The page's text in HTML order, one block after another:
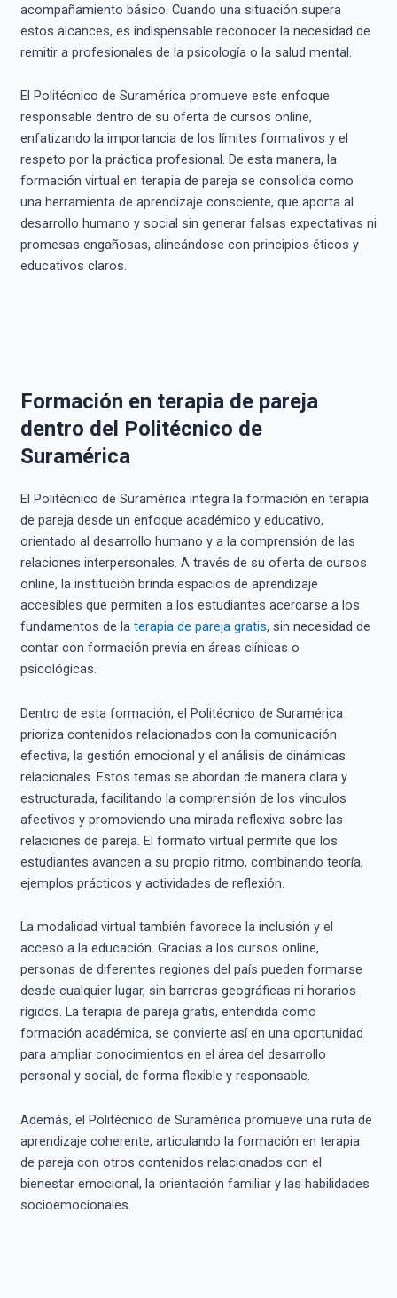
acompañamiento básico. Cuando una situación supera
estos alcances, es indispensable reconocer la necesidad de
remitir a profesionales de la psicología o la salud mental.
El Politécnico de Suramérica promueve este enfoque
responsable dentro de su oferta de cursos online,
enfatizando la importancia de los límites formativos y el
respeto por la práctica profesional. De esta manera, la
formación virtual en terapia de pareja se consolida como
una herramienta de aprendizaje consciente, que aporta al
desarrollo humano y social sin generar falsas expectativas ni
promesas engañosas, alineándose con principios éticos y
educativos claros.
Formación en terapia de pareja
dentro del Politécnico de
Suramérica
El Politécnico de Suramérica integra la formación en terapia
de pareja desde un enfoque académico y educativo,
orientado al desarrollo humano y a la comprensión de las
relaciones interpersonales. A través de su oferta de cursos
online, la institución brinda espacios de aprendizaje
accesibles que permiten a los estudiantes acercarse a los
fundamentos de la terapia de pareja gratis, sin necesidad de
contar con formación previa en áreas clínicas o
psicológicas.
Dentro de esta formación, el Politécnico de Suramérica
prioriza contenidos relacionados con la comunicación
efectiva, la gestión emocional y el análisis de dinámicas
relacionales. Estos temas se abordan de manera clara y
estructurada, facilitando la comprensión de los vínculos
afectivos y promoviendo una mirada reflexiva sobre las
relaciones de pareja. El formato virtual permite que los
estudiantes avancen a su propio ritmo, combinando teoría,
ejemplos prácticos y actividades de reflexión.
La modalidad virtual también favorece la inclusión y el
acceso a la educación. Gracias a los cursos online,
personas de diferentes regiones del país pueden formarse
desde cualquier lugar, sin barreras geográficas ni horarios
rígidos. La terapia de pareja gratis, entendida como
formación académica, se convierte así en una oportunidad
para ampliar conocimientos en el área del desarrollo
personal y social, de forma flexible y responsable.
Además, el Politécnico de Suramérica promueve una ruta de
aprendizaje coherente, articulando la formación en terapia
de pareja con otros contenidos relacionados con el
bienestar emocional, la orientación familiar y las habilidades
socioemocionales.